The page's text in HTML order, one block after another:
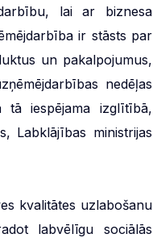
lai ar biznesa
ir stāsts par
un pakalpojumus,
nedēļas
tā iespējama izglītībā,
Labklājības ministrijas
kvalitātes uzlabošanu
labvēlīgu sociālās